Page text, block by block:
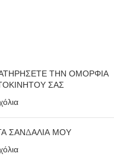
ΤΗΝ ΟΜΟΡΦΙΑ
ΣΑΣ
ΣΑΝΔΑΛΙΑ ΜΟΥ